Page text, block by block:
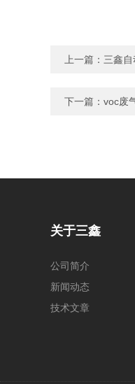
上一篇： 三鑫
下一篇： voc废
关于三鑫
公司简介
新闻动态
技术文章